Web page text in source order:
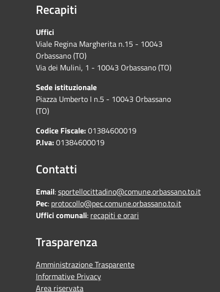
Recapiti
Uffici
Viale Regina Margherita n.15 - 10043
Orbassano (TO)
Via dei Mulini, 1 - 10043 Orbassano (TO)
Sede istituzionale
Piazza Umberto I n.5 - 10043 Orbassano
(TO)
Codice Fiscale:01384600019
P.Iva:01384600019
Contatti
Email:sportellocittadino@comune.orbassano.to.it
Pec: protocollo@pec.comune.orbassano.to.it
Uffici comunali: recapiti e orari
Trasparenza
Amministrazione Trasparente
Informative Privacy
Area riservata